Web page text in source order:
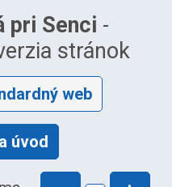
pri Senci -
stránok
web
úvod